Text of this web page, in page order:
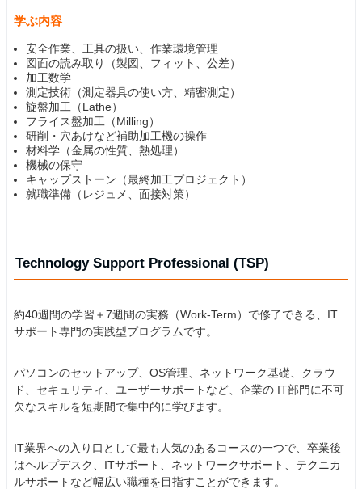
学ぶ内容
安全作業、工具の扱い、作業環境管理
図面の読み取り（製図、フィット、公差）
加工数学
測定技術（測定器具の使い方、精密測定）
旋盤加工（Lathe）
フライス盤加工（Milling）
研削・穴あけなど補助加工機の操作
材料学（金属の性質、熱処理）
機械の保守
キャップストーン（最終加工プロジェクト）
就職準備（レジュメ、面接対策）
Technology Support Professional (TSP)
約40週間の学習＋7週間の実務（Work-Term）で修了できる、IT
サポート専門の実践型プログラムです。
パソコンのセットアップ、OS管理、ネットワーク基礎、クラウ
ド、セキュリティ、ユーザーサポートなど、企業の IT部門に不可
欠なスキルを短期間で集中的に学びます。
IT業界への入り口として最も人気のあるコースの一つで、卒業後
はヘルプデスク、ITサポート、ネットワークサポート、テクニカ
ルサポートなど幅広い職種を目指すことができます。